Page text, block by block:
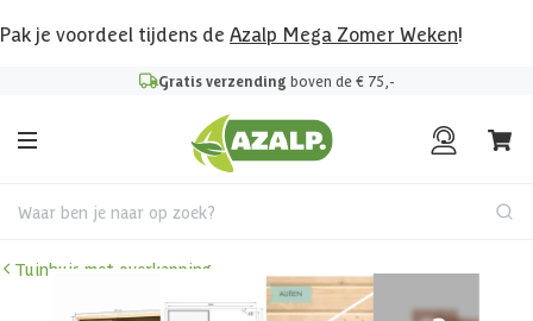
Pak je voordeel tijdens de Azalp Mega Zomer Weken!
Gratis verzending boven de € 75,-
Waar ben je naar op zoek?
Tuinhuis met overkapping